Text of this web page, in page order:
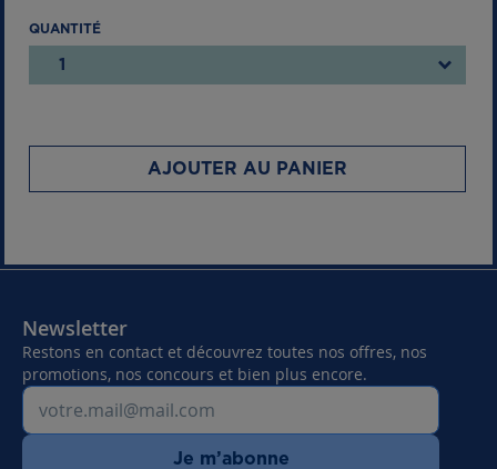
QUANTITÉ
1
AJOUTER AU PANIER
Newsletter
Restons en contact et découvrez toutes nos offres, nos
promotions, nos concours et bien plus encore.
Je m’abonne